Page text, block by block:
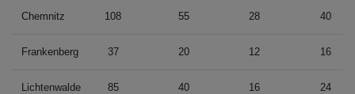
Chemnitz 108 55 28 40
Frankenberg 37 20 12 16
Lichtenwalde 85 40 16 24